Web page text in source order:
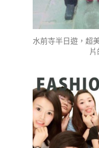
水前寺半日遊，超